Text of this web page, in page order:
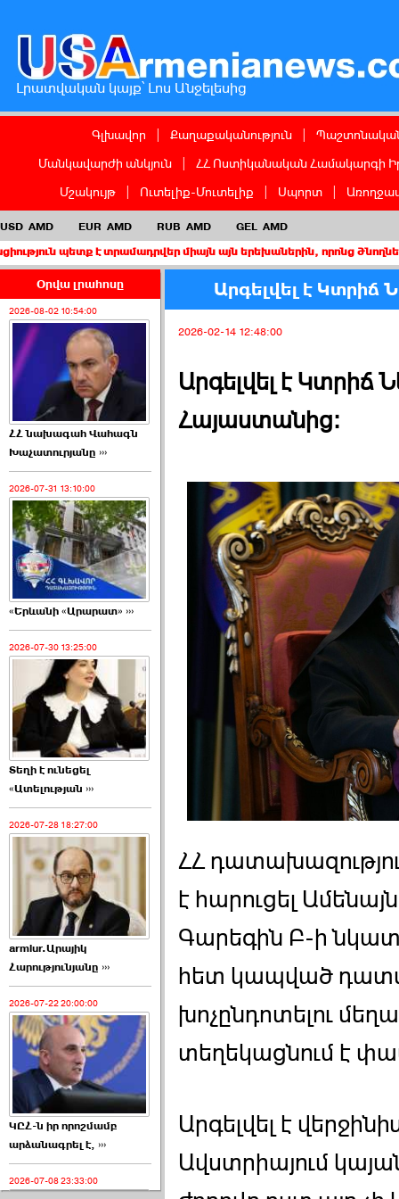
Լրատվական կայք՝ Լոս Անջելեսից
Գլխավոր Քաղաքականություն
Մանկավարժի անկյուն
ՀՀ Ոստիկանական Համակարգի
Մշակույթ
Ուտելիք-Մուտելիք Սպորտ
USD AMD EUR AMD RUB AMD GEL AMD
է տրամադրվեր միայն այն երեխաներին, որոնց ծնողներից
Օրվա լրահոսը
2026-08-02 10:54:00
ՀՀ նախագահ Վահագն
Խաչատուրյանը ›››
2026-07-31 13:10:00
«Երևանի «Արարատ» ›››
2026-07-30 13:25:00
Տեղի է ունեցել
«Ատելության ›››
2026-07-28 18:27:00
armlur.Արայիկ
Հարությունյանը ›››
2026-07-22 20:00:00
ԿԸՀ-ն իր որոշմամբ
արձանագրել է, ›››
2026-07-08 23:33:00
Արգելվել է Կտրիճ
2026-02-14 12:48:00
Արգելվել է Կտրիճ
Հայաստանից:
ՀՀ
է հարուցել
Գարեգին Բ-ի
հետ կապված
խոչընդոտելու
տեղեկացնում է
Արգելվել է
Ավստրիայում